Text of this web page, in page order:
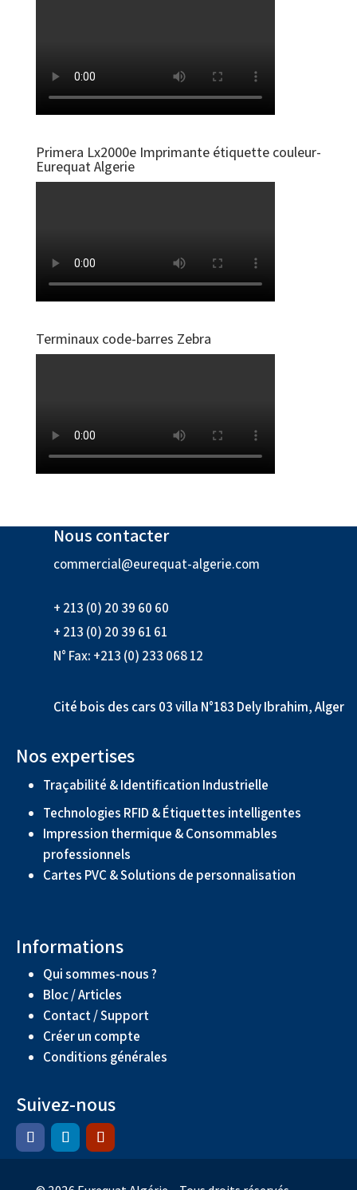
Primera Lx2000e Imprimante étiquette couleur-
Eurequat Algerie
Terminaux code-barres Zebra
Nous contacter
commercial@eurequat-algerie.com
+ 213 (0) 20 39 60 60
+ 213 (0) 20 39 61 61
N° Fax: +213 (0) 233 068 12
Cité bois des cars 03 villa N°183 Dely Ibrahim, Alger
Nos expertises
Traçabilité & Identification Industrielle
Technologies RFID & Étiquettes intelligentes
Impression thermique & Consommables
professionnels
Cartes PVC & Solutions de personnalisation
Informations
Qui sommes-nous ?
Bloc / Articles
Contact / Support
Créer un compte
Conditions générales
Suivez-nous